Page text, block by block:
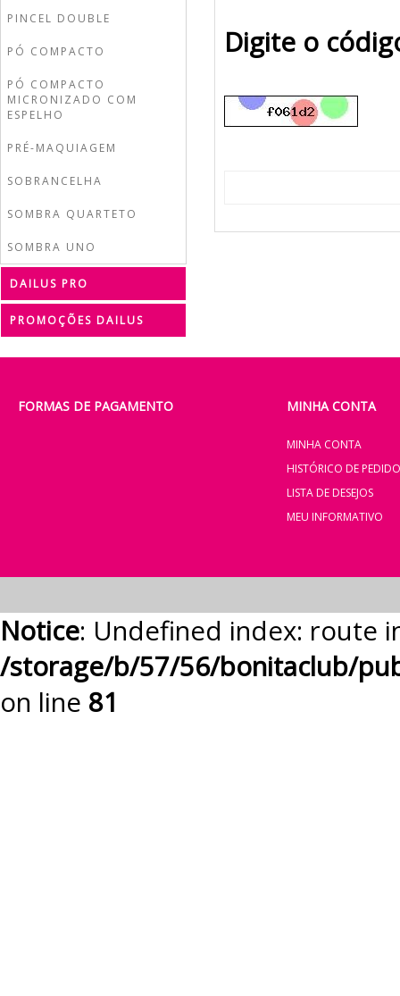
PINCEL DOUBLE
PÓ COMPACTO
PÓ COMPACTO
MICRONIZADO COM
ESPELHO
PRÉ-MAQUIAGEM
SOBRANCELHA
SOMBRA QUARTETO
SOMBRA UNO
DAILUS PRO
PROMOÇÕES DAILUS
Digite o
FORMAS DE PAGAMENTO MINHA CONTA
MINHA CONTA
HISTÓRICO DE
LISTA DE DESEJOS
MEU INFORMATIVO
Notice: Undefined index: route
/storage/b/57/56/bonitaclub/
on line 81